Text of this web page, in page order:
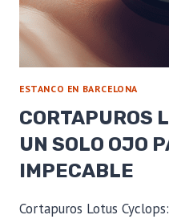
ESTANCO EN BARCELONA
CORTAPUROS
UN SOLO OJO
IMPECABLE
Cortapuros Lotus